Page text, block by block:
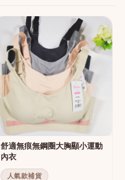
舒適無痕無鋼圈大胸顯小運動
內衣
人氣款補貨